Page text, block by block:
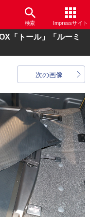
検索 Impressサイト
「トール」「ルーミ
次の画像